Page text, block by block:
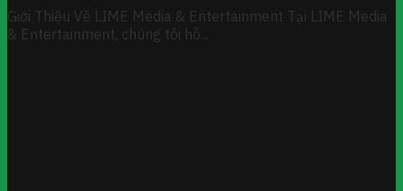
Giới Thiệu Về LIME Media & Entertainment Tại LIME Media
& Entertainment, chúng tôi hỗ...